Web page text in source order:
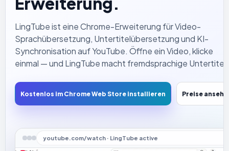
LingTube ist eine Chrome-Erweiterung für Video-
Sprachübersetzung, Untertitelübersetzung und KI-
Synchronisation auf YouTube. Öffne ein Video, klicke
einmal — und LingTube macht fremdsprachige Untertitel
verständlichen Übersetzung, die mit natürlicher Stimme
vorgelesen wird. So musst du nicht ständig auf die
Kostenlos im Chrome Web Store installieren Preise
youtube.com/watch · LingTube active